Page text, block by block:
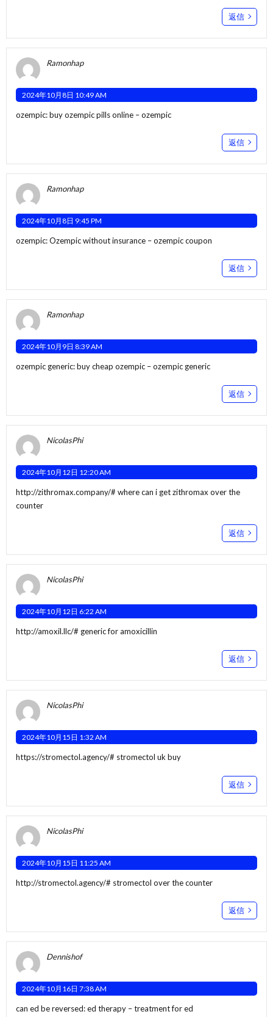
返信
Ramonhap
2024年10月8日 10:49 AM
ozempic:buy ozempic pills online – ozempic
返信
Ramonhap
2024年10月8日 9:45 PM
ozempic:Ozempic without insurance – ozempic coupon
返信
Ramonhap
2024年10月9日 8:39 AM
ozempic generic:buy cheap ozempic – ozempic generic
返信
NicolasPhi
2024年10月12日 12:20 AM
http://zithromax.company/# where can i get zithromax over the
counter
返信
NicolasPhi
2024年10月12日 6:22 AM
http://amoxil.llc/# generic for amoxicillin
返信
NicolasPhi
2024年10月15日 1:32 AM
https://stromectol.agency/# stromectol uk buy
返信
NicolasPhi
2024年10月15日 11:25 AM
http://stromectol.agency/# stromectol over the counter
返信
Dennishof
2024年10月16日 7:38 AM
can ed be reversed:ed therapy – treatment for ed